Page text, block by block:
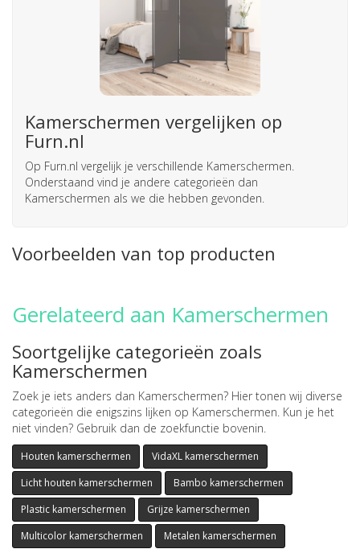
Kamerschermen vergelijken op
Furn.nl
Op Furn.nl vergelijk je verschillende Kamerschermen.
Onderstaand vind je andere categorieën dan
Kamerschermen als we die hebben gevonden.
Voorbeelden van top producten
Gerelateerd aan Kamerschermen
Soortgelijke categorieën zoals
Kamerschermen
Zoek je iets anders dan Kamerschermen? Hier tonen wij diverse
categorieën die enigszins lijken op Kamerschermen. Kun je het
niet vinden? Gebruik dan de zoekfunctie bovenin.
Houten kamerschermen
VidaXL kamerschermen
Licht houten kamerschermen
Bambo kamerschermen
Plastic kamerschermen
Grijze kamerschermen
Multicolor kamerschermen
Metalen kamerschermen